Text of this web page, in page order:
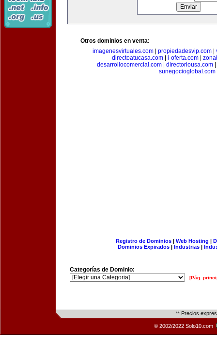
Otros dominios en venta:
imagenesvirtuales.com| propiedadesvip.com|
directoatucasa.com| i-oferta.com|
desarrollocomercial.com
directoriousa.com
sunegocioglobal.com
Registro de Dominios| Web Hosting |
Dominios Expirados | Industrias |
Categorías de Dominio:
[Pág.
** Precios
© 2002/2022 Solo10.com